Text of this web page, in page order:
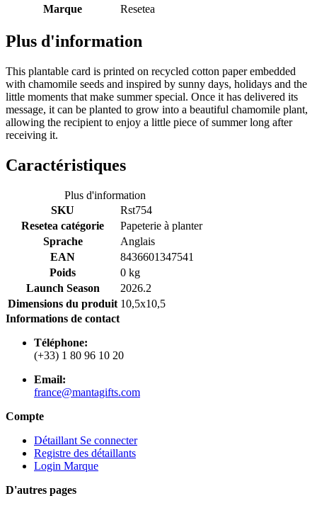
Marque
Resetea
Plus d'information
This plantable card is printed on recycled cotton paper embedded
with chamomile seeds and inspired by sunny days, holidays and the
little moments that make summer special. Once it has delivered its
message, it can be planted to grow into a beautiful chamomile plant,
allowing the recipient to enjoy a little piece of summer long after
receiving it.
Caractéristiques
Plus d'information
SKU
Rst754
Resetea catégorie
Papeterie à planter
Sprache
Anglais
EAN
8436601347541
Poids
0 kg
Launch Season
2026.2
Dimensions du produit 10,5x10,5
Informations de contact
Téléphone:
(+33) 1 80 96 10 20
Email:
france@mantagifts.com
Compte
Détaillant Se connecter
Registre des détaillants
Login Marque
D'autres pages